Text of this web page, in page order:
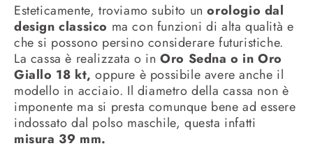
Esteticamente, troviamo subito unorologio dal
design classico ma con funzioni di alta qualità e
che si possono persino considerare futuristiche.
La cassa è realizzata o inOro Sedna o in Oro
Giallo 18 kt, oppure è possibile avere anche il
modello in acciaio. Il diametro della cassa non è
imponente ma si presta comunque bene ad essere
indossato dal polso maschile, questa infatti
misura 39 mm.